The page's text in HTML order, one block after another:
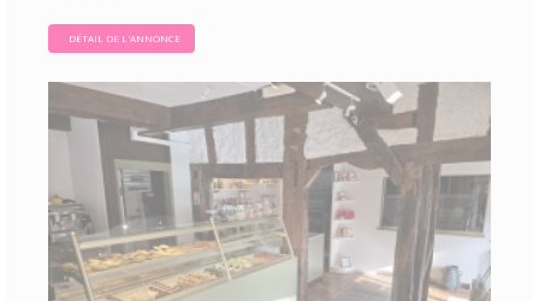
DÉTAIL DE L'ANNONCE